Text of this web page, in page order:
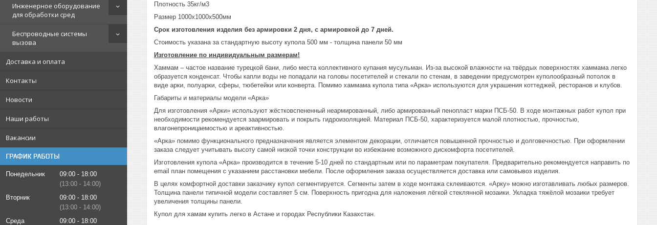
Инженерное оборудование
для обработки сред
Беспроводные системы
вызова
Доставка и оплата
Контакты
Новости
Наши работы
Вакансии
ГРАФИК РАБОТЫ
Понедельник 09:00
18:00
13:00
14:00
Вторник
09:00
18:00
13:00
14:00
Среда
09:00
18:00
Плотность 35кг/м3
Размер 1000x1000x500мм
Срок изготовления изделия без армировки 2 дня, с армировкой до 7 дней.
Стоимость указана за стандартную высоту купола 500 мм - толщина панели 50 мм
Изготовление по индивидуальным размерам!
Хаммам – частое название турецкой бани, либо места коллективного купания мусульман. Из-за высокой влажности на твёрдых поверхностях хаммама легко
образуется конденсат. Чтобы капли воды не попадали на головы посетителей и стекали по стенам, в заведении предусмотрен куполообразный потолок в
виде арки, полуарки, сферы, тюбетейки или конверта. Помимо хаммама купола типа «Арка» используются для украшения коттеджей, ресторанов и клубов.
Габариты и материалы модели «Арка»
Для изготовления «Арки» используют жёстковспененный неармированный, либо армированный пенопласт марки ПСБ-50. В ходе монтажных работ купол при
необходимости рекомендуется заармировать и покрыть гидроизоляцией. Материал ПСБ-50, характеризуется малой плотностью, прочностью,
влагонепроницаемостью и ареактивностью.
«Арка» помимо функционального предназначения является элементом декорации, отличается повышенной прочностью и долговечностью. При оформлении
заказа следует учитывать высоту самой низкой точки конструкции во избежание возможного дискомфорта посетителей.
Изготовления купола «Арка» производится в течение 5-10 дней по стандартным или по параметрам покупателя. Предварительно рекомендуется направить по
email план помещения с указанием расстановки мебели. После оформления заказа осуществляется доставка или самовывоз изделия.
В целях комфортной доставки заказчику купол сегментируется. Сегменты затем в ходе монтажа склеиваются. «Арку» можно изготавливать любых размеров.
Толщина панели типичной модели составляет 5 см. Поверхность пригодна для наложения лёгкой стеклянной мозаики. Укладка тяжёлой мозаики требует
увеличения толщины панели.
Купол для хамам купить легко в Астане и городах Республики Казахстан.